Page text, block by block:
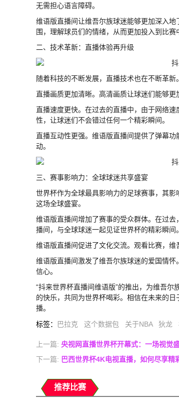
无需担心语言障碍。
维语版直播间让维吾尔族球迷能够更加深入
围，理解球员们的情绪，从而更加投入到比赛
二、技术革新：直播体验再升级
随着科技的不断发展，直播技术也在不断革
直播画质更加清晰。高清画质让球迷们能够更
直播速度更快。在过去的直播中，由于网络
性，让球迷们不会错过任何一个精彩瞬间。
直播互动性更强。维语版直播间提供了弹幕
动。
三、赛事影响力：全球球迷共享盛宴
世界杯作为全球最具影响力的足球赛事，其
这场全球盛宴。
维语版直播间增加了赛事的受众群体。在过
播间，与全球球迷一起见证世界杯的精彩瞬间。
维语版直播间促进了文化交流。观看比赛，
维语版直播间激发了维吾尔族球迷的爱国情
信心。
“抖来世界杯直播间维语版”的推出，为维吾
的快乐，共同为世界杯喝彩。相信在未来的
播。
标签： 巴拉克 这个数据包 关于NBA 狄龙
上一篇: 央视网直播世界杯开幕式：一场视觉
下一篇: 巴西世界杯4K电视直播，如何尽享精
推荐比赛